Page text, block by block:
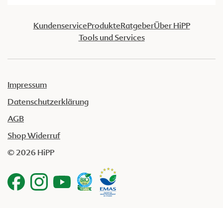
KundenserviceProdukteRatgeberÜber HiPP
Tools und Services
Impressum
Datenschutzerklärung
AGB
Shop Widerruf
© 2026 HiPP